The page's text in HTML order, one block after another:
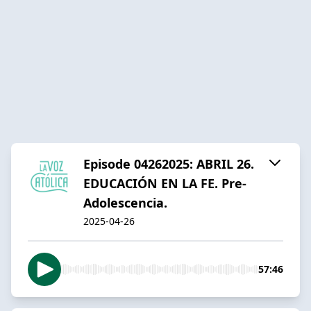
Episode 04262025: ABRIL 26.
EDUCACIÓN EN LA FE. Pre-
Adolescencia.
2025-04-26
57:46